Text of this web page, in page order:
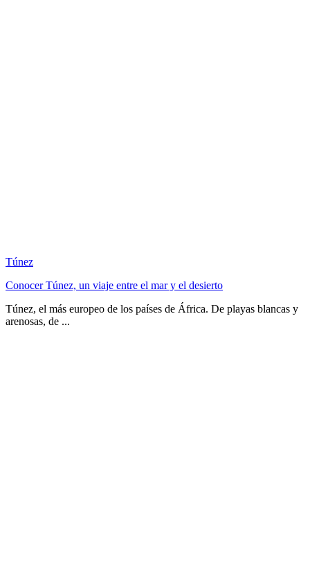
Túnez
Conocer Túnez, un viaje entre el mar y el desierto
Túnez, el más europeo de los países de África. De playas blancas y
arenosas, de ...